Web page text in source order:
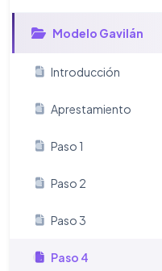
Modelo Gavilán
Introducción
Aprestamiento
Paso 1
Paso 2
Paso 3
Paso 4